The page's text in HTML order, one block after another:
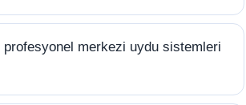
merkezi uydu sistemleri